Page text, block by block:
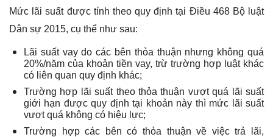
Mức lãi suất được tính theo quy định tại Điều 468 Bộ luật
Dân sự 2015, cụ thể như sau:
Lãi suất vay do các bên thỏa thuận nhưng không quá
20%/năm của khoản tiền vay, trừ trường hợp luật khác
có liên quan quy định khác;
Trường hợp lãi suất theo thỏa thuận vượt quá lãi suất
giới hạn được quy định tại khoản này thì mức lãi suất
vượt quá không có hiệu lực;
Trường hợp các bên có thỏa thuận về việc trả lãi,